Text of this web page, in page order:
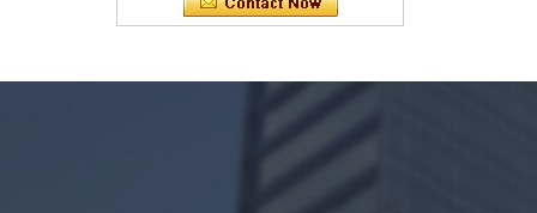
सुरक्षा 8 मिमी गहरे भूरे रंग का टेम्पर्ड ग्लास,
प्रभाव प्रतिरोधी काले रंग सजावटी गिलास 8